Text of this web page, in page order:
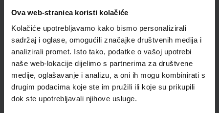
Ova web-stranica koristi kolačiće
Kolačiće upotrebljavamo kako bismo personalizirali
sadržaj i oglase, omogućili značajke društvenih medija i
analizirali promet. Isto tako, podatke o vašoj upotrebi
naše web-lokacije dijelimo s partnerima za društvene
medije, oglašavanje i analizu, a oni ih mogu kombinirati s
drugim podacima koje ste im pružili ili koje su prikupili
dok ste upotrebljavali njihove usluge.
Omot PVC za školske
udžbenike; dimenzije
416x277; tip 161